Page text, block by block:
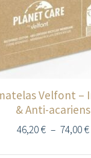
Velfont –
& Anti-acariens
46,20€ – 74,00€